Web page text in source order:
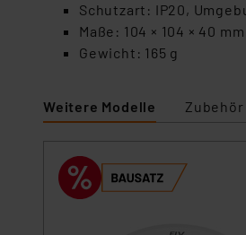
Schutzart: IP20,
Maße: 104 × 104 × 40 mm
Gewicht: 165 g
Weitere Modelle Zubehör